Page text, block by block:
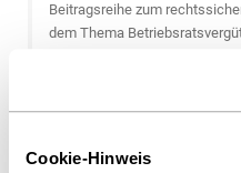
Cookie-Hinweis
Beitragsreihe zum
dem Thema